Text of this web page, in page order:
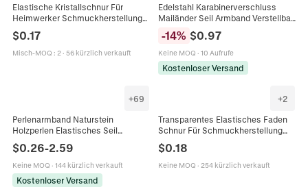
Elastische Kristallschnur Für
Heimwerker Schmuckherstellung
Perlenarmband Halskette Stark
Dehnbar Polyurethan Bunt
$0.17
Misch-MOQ : 2· 56 kürzlich verkauft
Edelstahl Karabinerverschluss
Mailänder Seil Armband Verstellbar
Doppellagig Geflochten Für Damen
Herren Outdoor Sport Geschenk
-14% $0.97
Keine MOQ · 10 Aufrufe
Kostenloser Versand
+69
Perlenarmband Naturstein
Holzperlen Elastisches Seil
Handgefertigter Yoga Meditation
Schmuck Für Herren Damen
$0.26-2.59
Keine MOQ · 144 kürzlich verkauft
Kostenloser Versand
+2
Transparentes Elastisches Faden
Schnur Für Schmuckherstellung
DIY Armband Halskette
Perlenfaden Mehrere Größen Klarer
Kunststoff Harz
$0.18
Keine MOQ · 254 kürzlich verkauft